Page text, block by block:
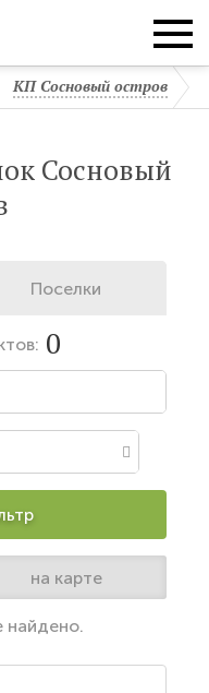
КП Сосновый остров
Сосновый
Поселки
0
на карте
найдено.